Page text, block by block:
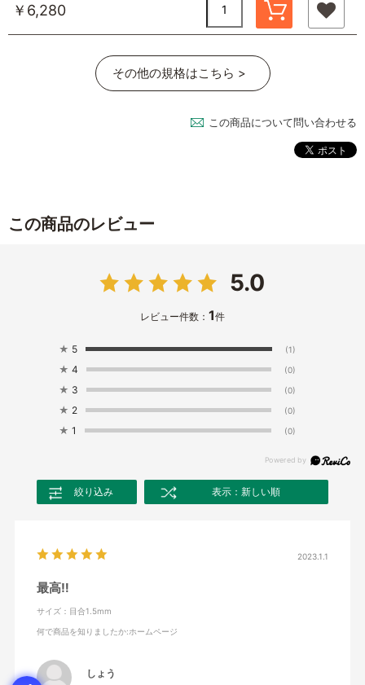
￥6,280
その他の規格はこちら >
この商品について問い合わせる
この商品のレビュー
5.0
レビュー件数： 1件
★ 5 (1)
★ 4 (0)
★ 3 (0)
★ 2 (0)
★ 1 (0)
絞り込み 表示：新しい順
2023.1.1
最高‼️
サイズ：目合1.5mm
何で商品を知りましたか:ホームページ
しょう